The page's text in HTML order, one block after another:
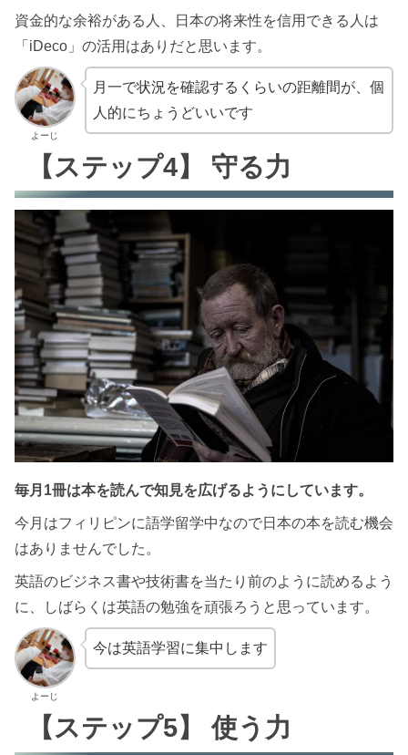
資金的な余裕がある人、日本の将来性を信用できる人は
「iDeco」の活用はありだと思います。
よーじ
月一で状況を確認するくらいの距離間が、個
人的にちょうどいいです
【ステップ4】 守る力
毎月1冊は本を読んで知見を広げるようにしています。
今月はフィリピンに語学留学中なので日本の本を読む機会
はありませんでした。
英語のビジネス書や技術書を当たり前のように読めるよう
に、しばらくは英語の勉強を頑張ろうと思っています。
よーじ
今は英語学習に集中します
【ステップ5】 使う力